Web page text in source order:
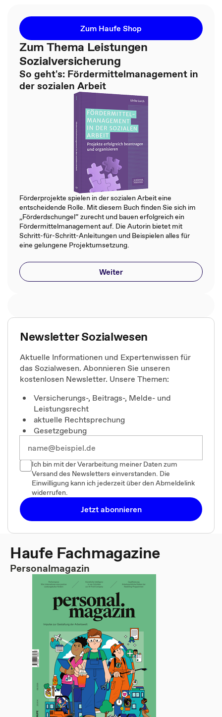
Zum Haufe Shop
Zum Thema Leistungen
Sozialversicherung
So geht's: Fördermittelmanagement in
der sozialen Arbeit
Förderprojekte spielen in der sozialen Arbeit eine
entscheidende Rolle. Mit diesem Buch finden Sie sich im
„Förderdschungel“ zurecht und bauen erfolgreich ein
Fördermittelmanagement auf. Die Autorin bietet mit
Schritt-für-Schritt-Anleitungen und Beispielen alles für
eine gelungene Projektumsetzung.
Weiter
Newsletter Sozialwesen
Aktuelle Informationen und Expertenwissen für
das Sozialwesen. Abonnieren Sie unseren
kostenlosen Newsletter. Unsere Themen:
Versicherungs-, Beitrags-, Melde- und
Leistungsrecht
aktuelle Rechtsprechung
Gesetzgebung
Ich bin mit der Verarbeitung meiner Daten zum
Versand des Newsletters einverstanden. Die
Einwilligung kann ich jederzeit über den Abmeldelink
widerrufen.
Jetzt abonnieren
Haufe Fachmagazine
Personalmagazin